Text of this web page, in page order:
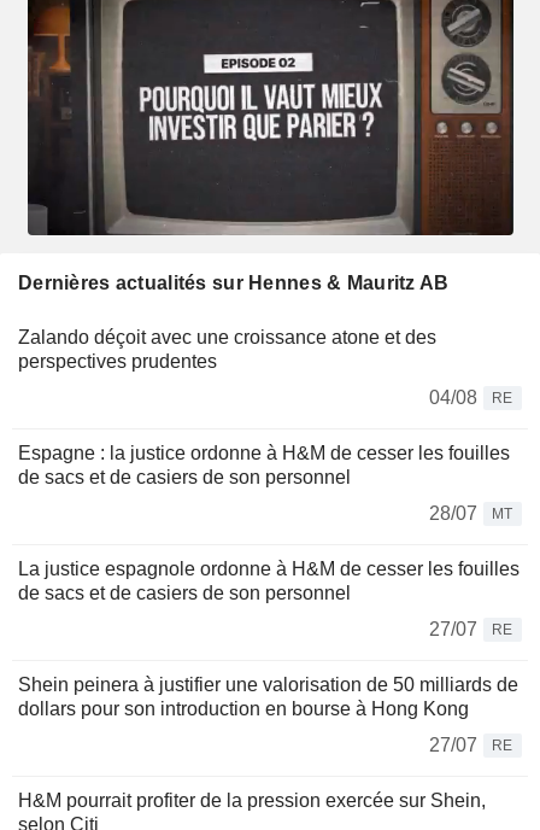
Dernières actualités sur Hennes & Mauritz AB
Zalando déçoit avec une croissance atone et des
perspectives prudentes
04/08
RE
Espagne : la justice ordonne à H&M de cesser les fouilles
de sacs et de casiers de son personnel
28/07
MT
La justice espagnole ordonne à H&M de cesser les fouilles
de sacs et de casiers de son personnel
27/07
RE
Shein peinera à justifier une valorisation de 50 milliards de
dollars pour son introduction en bourse à Hong Kong
27/07
RE
H&M pourrait profiter de la pression exercée sur Shein,
selon Citi